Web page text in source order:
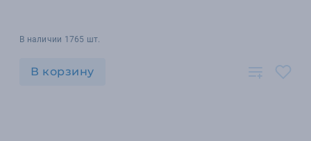
В наличии 1765 шт.
В корзину